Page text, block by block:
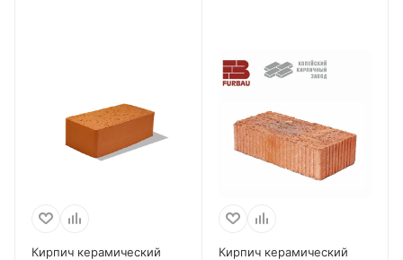
Кирпич керамический
Кирпич керамический